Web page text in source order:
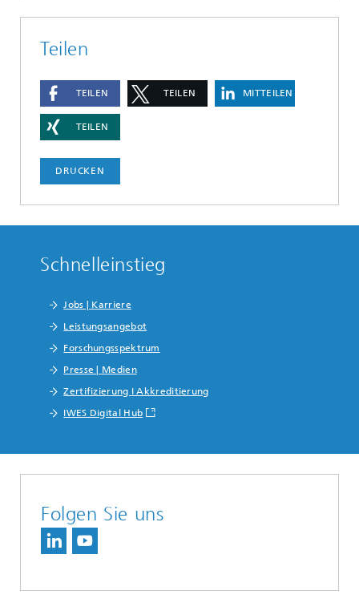
Teilen
TEILEN TEILEN MITTEILEN
TEILEN
DRUCKEN
Schnelleinstieg
Jobs | Karriere
Leistungsangebot
Forschungsspektrum
Presse | Medien
Zertifizierung I Akkreditierung
IWES Digital Hub
Folgen Sie uns